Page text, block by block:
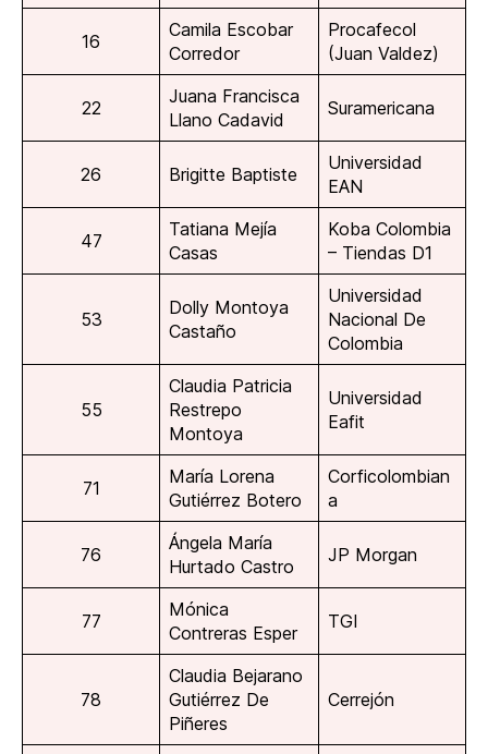
16
Camila Escobar
Corredor
Procafecol
(Juan Valdez)
22
Juana Francisca
Llano Cadavid
Suramericana
26 Brigitte Baptiste
Universidad
EAN
47
Tatiana Mejía
Casas
Koba Colombia
– Tiendas D1
53
Dolly Montoya
Castaño
Universidad
Nacional De
Colombia
55
Claudia Patricia
Restrepo
Montoya
Universidad
Eafit
71
María Lorena
Gutiérrez Botero
Corficolombian
a
76
Ángela María
Hurtado Castro
JP Morgan
77
Mónica
Contreras Esper
TGI
78
Claudia Bejarano
Gutiérrez De
Piñeres
Cerrejón